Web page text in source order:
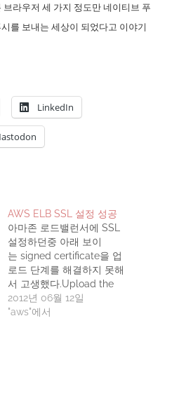
라우저 세 가지 정도만 네이티브 푸
를 보내는 세상이 되었다고 이야기
LinkedIn
AWS ELB SSL 설정 성공
아마존 로드밸런서에 SSL
설정하던중 아래 보이
는 signed certificate을 업
로드 단계를 해결하지 못해
서 고생했다.Upload the
Signed CertificateWhen
you receive your digitally
2012년 06월 12일
"aws"에서